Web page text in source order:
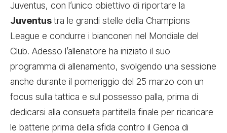
Juventus, con l’unico obiettivo di riportare la
Juventustra le grandi stelle della Champions
League e condurre i bianconeri nel Mondiale del
Club. Adesso l’allenatore ha iniziato il suo
programma di allenamento, svolgendo una sessione
anche durante il pomeriggio del 25 marzo con un
focus sulla tattica e sul possesso palla, prima di
dedicarsi alla consueta partitella finale per ricaricare
le batterie prima della sfida contro il Genoa di